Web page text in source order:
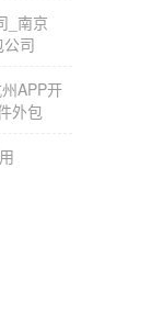
用最高。谁让
种方法开发小
_南京
司
APP开
外包